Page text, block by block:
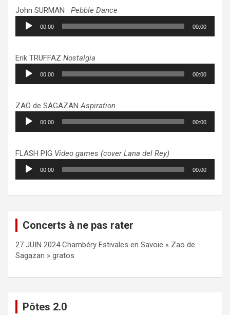
John SURMAN Pebble Dance
Lecteur
audio
00:00 00:00
Erik TRUFFAZ Nostalgia
Lecteur
audio
00:00 00:00
ZAO de SAGAZANAspiration
Lecteur
audio
00:00 00:00
FLASH PIG Video games (cover Lana del Rey)
Lecteur
audio
00:00 00:00
Concerts à ne pas rater
27 JUIN 2024 Chambéry Estivales en Savoie « Zao de
Sagazan » gratos
Pôtes 2.0